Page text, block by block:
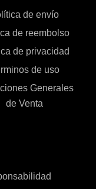
de envío
de reembolso
de privacidad
de uso
Generales
de Venta